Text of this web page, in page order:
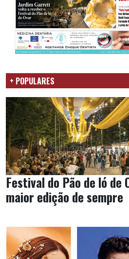
+ POPULARES
Festival do Pão de ló de
maior edição de sempre